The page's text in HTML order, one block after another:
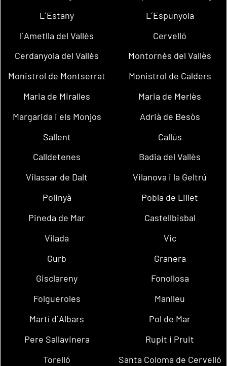
L´Estany
L´Espunyola
l´Ametlla del Vallès
Cervelló
Cerdanyola del Vallès
Montornès del Vallès
Monistrol de Montserrat
Monistrol de Calders
Maria de Miralles
Maria de Merlès
Margarida i els Monjos
Adrià de Besòs
Sallent
Callús
Calldetenes
Badia del Vallès
Vilassar de Dalt
Vilanova i la Geltrú
Polinyà
Pobla de Lillet
Pineda de Mar
Castellbisbal
Vilada
Vic
Gurb
Granera
Gisclareny
Fonollosa
Folgueroles
Manlleu
Martí d´Albars
Pol de Mar
Pere Sallavinera
Rupit i Pruit
Torelló
Santa Coloma de Cervelló